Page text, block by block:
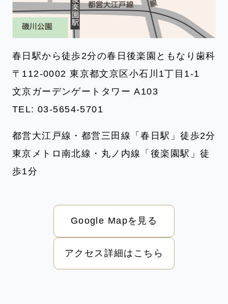
春日駅から徒歩2分の春日後楽園ともなり歯科
〒112-0002 東京都文京区小石川1丁目1-1
文京ガーデンゲートタワー A103
TEL: 03-5654-5701
都営大江戸線・都営三田線「春日駅」徒歩2分
東京メトロ南北線・丸ノ内線「後楽園駅」徒
歩1分
Google Mapを見る
アクセス詳細はこちら